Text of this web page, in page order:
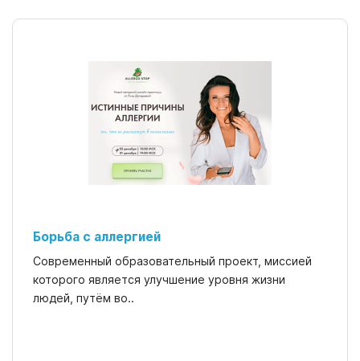
Борьба с аллергией
Современный образовательный проект, миссией
которого является улучшение уровня жизни
людей, путём во..